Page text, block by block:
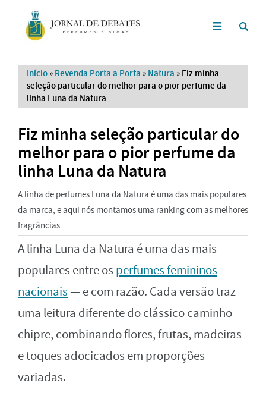
Início » Revenda Porta a Porta » Natura » Fiz minha
seleção particular do melhor para o pior perfume da
linha Luna da Natura
Fiz minha seleção particular do
melhor para o pior perfume da
linha Luna da Natura
A linha de perfumes Luna da Natura é uma das mais populares
da marca, e aqui nós montamos uma ranking com as melhores
fragrâncias.
A linha Luna da Natura é uma das mais
populares entre os perfumes femininos
nacionais— e com razão. Cada versão traz
uma leitura diferente do clássico caminho
chipre, combinando flores, frutas, madeiras
e toques adocicados em proporções
variadas.